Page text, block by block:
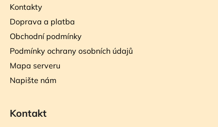
Kontakty
Doprava a platba
Obchodní podmínky
Podmínky ochrany osobních údajů
Mapa serveru
Napište nám
Kontakt